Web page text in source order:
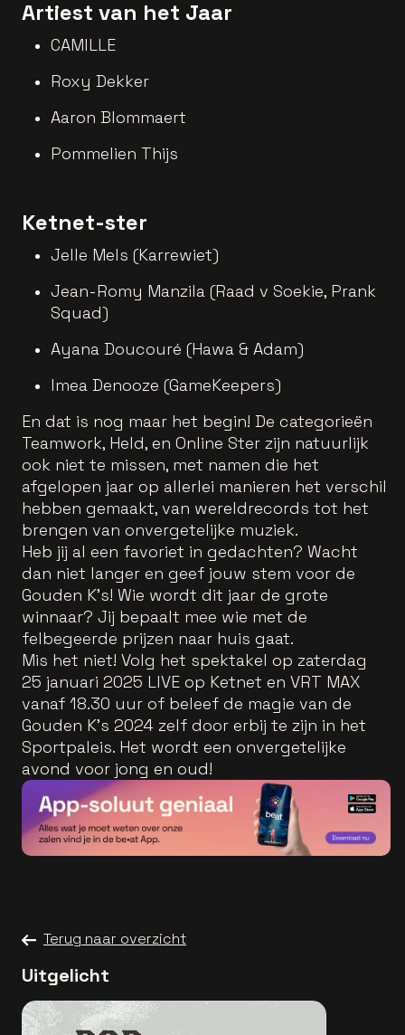
Artiest van het Jaar
CAMILLE
Roxy Dekker
Aaron Blommaert
Pommelien Thijs
Ketnet-ster
Jelle Mels (Karrewiet)
Jean-Romy Manzila (Raad v Soekie, Prank
Squad)
Ayana Doucouré (Hawa & Adam)
Imea Denooze (GameKeepers)
En dat is nog maar het begin! De categorieën
Teamwork, Held, en Online Ster zijn natuurlijk
ook niet te missen, met namen die het
afgelopen jaar op allerlei manieren het verschil
hebben gemaakt, van wereldrecords tot het
brengen van onvergetelijke muziek.
Heb jij al een favoriet in gedachten? Wacht
dan niet langer en geef jouw stem voor de
Gouden K's! Wie wordt dit jaar de grote
winnaar? Jij bepaalt mee wie met de
felbegeerde prijzen naar huis gaat.
Mis het niet! Volg het spektakel op zaterdag
25 januari 2025 LIVE op Ketnet en VRT MAX
vanaf 18.30 uur of beleef de magie van de
Gouden K's 2024 zelf door erbij te zijn in het
Sportpaleis. Het wordt een onvergetelijke
avond voor jong en oud!
Terug naar overzicht
Uitgelicht